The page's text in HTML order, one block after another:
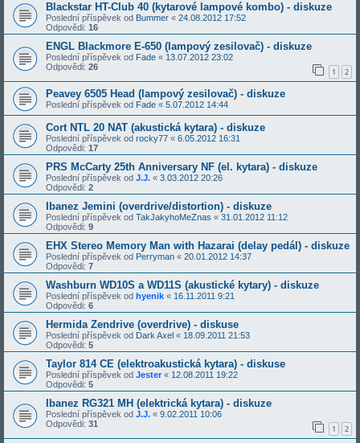
Blackstar HT-Club 40 (kytarové lampové kombo) - diskuze
Poslední příspěvek od Bummer « 24.08.2012 17:52
Odpovědi: 16
ENGL Blackmore E-650 (lampový zesilovač) - diskuze
Poslední příspěvek od Fade « 13.07.2012 23:02
Odpovědi: 26 1 2
Peavey 6505 Head (lampový zesilovač) - diskuze
Poslední příspěvek od Fade « 5.07.2012 14:44
Cort NTL 20 NAT (akustická kytara) - diskuze
Poslední příspěvek od rocky77 « 6.05.2012 16:31
Odpovědi: 17
PRS McCarty 25th Anniversary NF (el. kytara) - diskuze
Poslední příspěvek od J.J. « 3.03.2012 20:26
Odpovědi: 2
Ibanez Jemini (overdrive/distortion) - diskuze
Poslední příspěvek od TakJakyhoMeZnas « 31.01.2012 11:12
Odpovědi: 9
EHX Stereo Memory Man with Hazarai (delay pedál) - diskuze
Poslední příspěvek od Perryman « 20.01.2012 14:37
Odpovědi: 7
Washburn WD10S a WD11S (akustické kytary) - diskuze
Poslední příspěvek od hyenik « 16.11.2011 9:21
Odpovědi: 6
Hermida Zendrive (overdrive) - diskuse
Poslední příspěvek od Dark Axel « 18.09.2011 21:53
Odpovědi: 5
Taylor 814 CE (elektroakustická kytara) - diskuse
Poslední příspěvek od Jester« 12.08.2011 19:22
Odpovědi: 5
Ibanez RG321 MH (elektrická kytara) - diskuze
Poslední příspěvek od J.J. « 9.02.2011 10:06
Odpovědi: 31 1 2